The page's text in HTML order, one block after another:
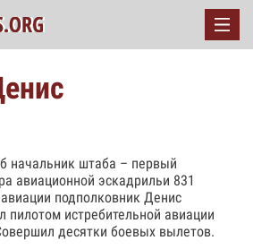
начальник штаба – первый
авиационной эскадрильи 831
подполковник Денис
истребительной авиации
десятки боевых вылетов.